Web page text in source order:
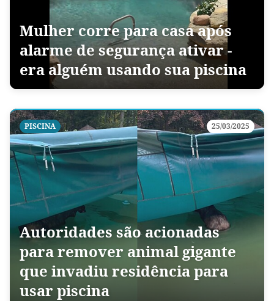
Mulher corre para casa após
alarme de segurança ativar -
era alguém usando sua piscina
PISCINA 25/03/2025
Autoridades são acionadas
para remover animal gigante
que invadiu residência para
usar piscina